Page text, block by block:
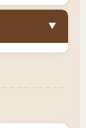
完成しま
先したい方
ルサイズ
軽減され
の選択と
出しが標準
ロアベッ
別途タン
め、家具
▼
になって